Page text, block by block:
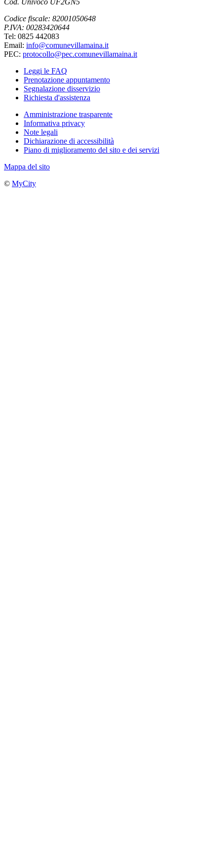
Cod. Univoco UF2GN5
Codice fiscale: 82001050648
P.IVA: 00283420644
Tel: 0825 442083
Email: info@comunevillamaina.it
PEC: protocollo@pec.comunevillamaina.it
Leggi le FAQ
Prenotazione appuntamento
Segnalazione disservizio
Richiesta d'assistenza
Amministrazione trasparente
Informativa privacy
Note legali
Dichiarazione di accessibilità
Piano di miglioramento del sito e dei servizi
Mappa del sito
© MyCity